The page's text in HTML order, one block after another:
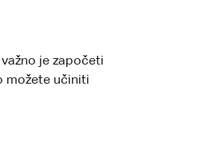
je započeti
možete učiniti